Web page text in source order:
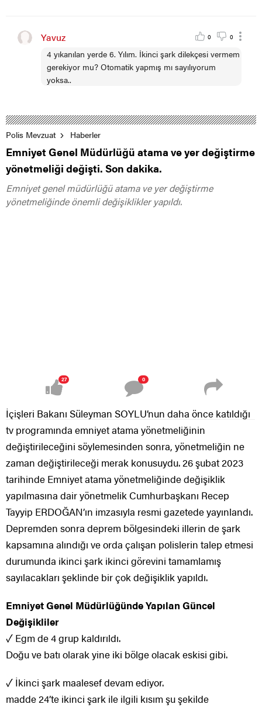
Yavuz 0 0
4 yıkanılan yerde 6. Yılım. İkinci şark dilekçesi vermem
gerekiyor mu? Otomatik yapmış mı sayılıyorum
yoksa..
Polis Mevzuat Haberler
Emniyet Genel Müdürlüğü atama ve yer değiştirme
yönetmeliği değişti. Son dakika.
Emniyet genel müdürlüğü atama ve yer değiştirme
yönetmeliğinde önemli değişiklikler yapıldı.
27 0
İçişleri Bakanı Süleyman SOYLU’nun daha önce katıldığı
tv programında emniyet atama yönetmeliğinin
değiştirileceğini söylemesinden sonra, yönetmeliğin ne
zaman değiştirileceği merak konusuydu. 26 şubat 2023
tarihinde Emniyet atama yönetmeliğinde değişiklik
yapılmasına dair yönetmelik Cumhurbaşkanı Recep
Tayyip ERDOĞAN’ın imzasıyla resmi gazetede yayınlandı.
Depremden sonra deprem bölgesindeki illerin de şark
kapsamına alındığı ve orda çalışan polislerin talep etmesi
durumunda ikinci şark ikinci görevini tamamlamış
sayılacakları şeklinde bir çok değişiklik yapıldı.
Emniyet Genel Müdürlüğünde Yapılan Güncel
Değişikliler
✓ Egm de 4 grup kaldırıldı.
Doğu ve batı olarak yine iki bölge olacak eskisi gibi.
✓ İkinci şark maalesef devam ediyor.
madde 24’te ikinci şark ile ilgili kısım şu şekilde